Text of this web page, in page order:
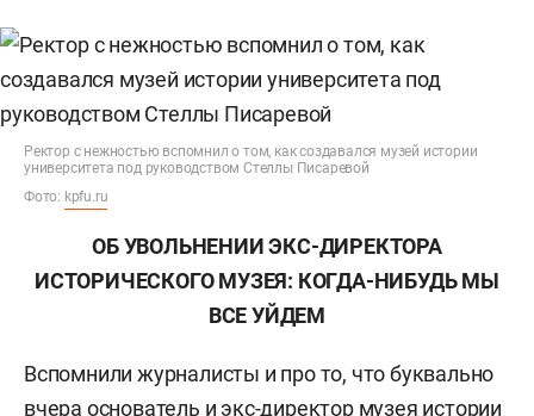
Ректор с нежностью вспомнил о том, как создавался музей истории
университета под руководством Стеллы Писаревой
Фото: kpfu.ru
ОБ УВОЛЬНЕНИИ ЭКС-ДИРЕКТОРА
ИСТОРИЧЕСКОГО МУЗЕЯ: КОГДА-НИБУДЬ МЫ
ВСЕ УЙДЕМ
Вспомнили журналисты и про то, что буквально
вчера основатель и экс-директор музея истории